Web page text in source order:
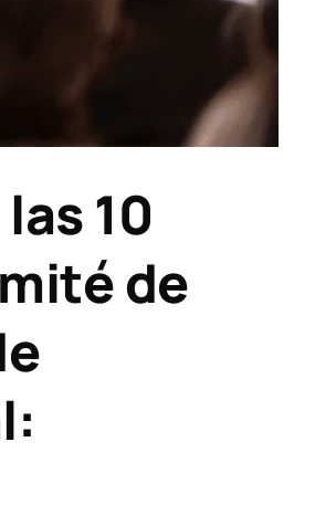
10
de